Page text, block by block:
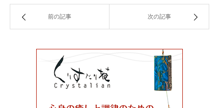
前の記事 次の記事